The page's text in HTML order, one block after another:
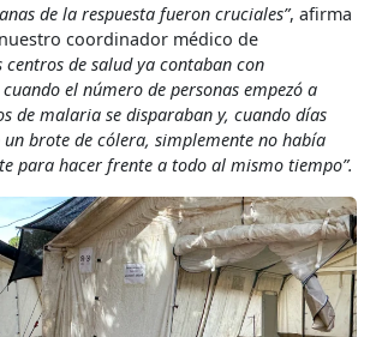
de la respuesta fueron cruciales”, afirma
coordinador médico de
centros de salud ya contaban con
el número de personas empezó a
de malaria se disparaban y, cuando días
un brote de cólera, simplemente no había
para hacer frente a todo al mismo tiempo”.